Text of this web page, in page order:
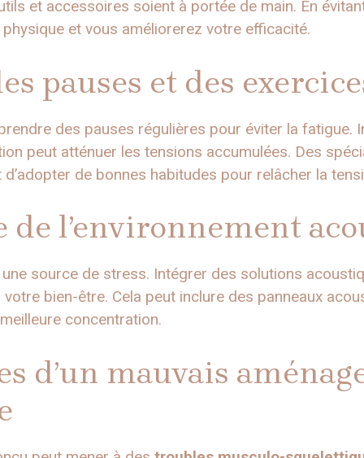
et accessoires soient à portée de main. En
et vous améliorerez votre efficacité.
pauses et des
des pauses régulières pour éviter la fatigue.
peut atténuer les tensions accumulées. Des
de bonnes habitudes pour relâcher la
de l’environnement
source de stress. Intégrer des solutions
bien-être. Cela peut inclure des panneaux
concentration.
d’un mauvais